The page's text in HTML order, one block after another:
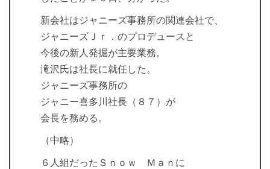
新会社はジャニーズ事務所の関連会社で、
ジャニーズＪｒ．のプロデュースと
今後の新人発掘が主要業務。
滝沢氏は社長に就任した。
ジャニーズ事務所の
ジャニー喜多川社長（８７）が
会長を務める。
（中略）
６人組だったＳｎｏｗ Ｍａｎに